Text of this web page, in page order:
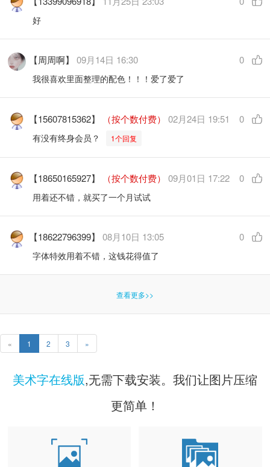
好
【周周啊】09月14日 16:30 0
我很喜欢里面整理的配色！！！爱了爱了
【15607815362】 （按个数付费） 02月24日 19:51 0
有没有终身会员？ 1个回复
【18650165927】 （按个数付费） 09月01日 17:22 0
用着还不错，就买了一个月试试
【18622796399】08月10日 13:05 0
字体特效用着不错，这钱花得值了
查看更多>>
« 1 2 3 »
美术字在线版,无需下载安装。我们让图片压缩
更简单！